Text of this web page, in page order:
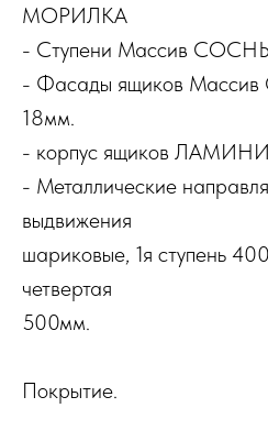
МОРИЛКА
- Ступени Массив
- Фасады ящиков
18мм.
- корпус ящиков
- Металлические
выдвижения
шариковые, 1я ступень
четвертая
500мм.
Покрытие.